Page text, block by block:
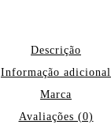
Descrição
Informação adicional
Marca
Avaliações (0)